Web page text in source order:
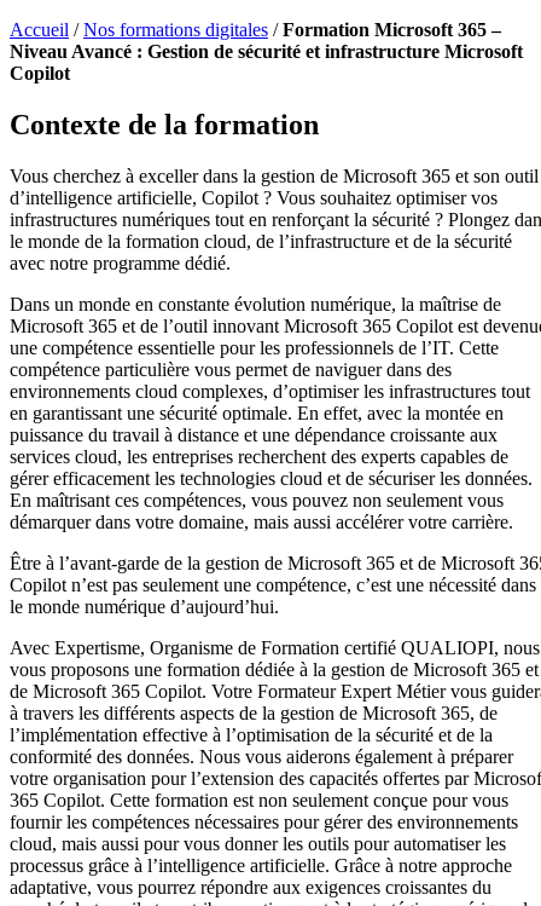
Accueil /Nos formations digitales /Formation Microsoft 365 –
Niveau Avancé : Gestion de sécurité et infrastructure Microsoft
Copilot
Contexte de la formation
Vous cherchez à exceller dans la gestion de Microsoft 365 et son outil
d’intelligence artificielle, Copilot ? Vous souhaitez optimiser vos
infrastructures numériques tout en renforçant la sécurité ? Plongez
le monde de la formation cloud, de l’infrastructure et de la sécurité
avec notre programme dédié.
Dans un monde en constante évolution numérique, la maîtrise de
Microsoft 365 et de l’outil innovant Microsoft 365 Copilot est
une compétence essentielle pour les professionnels de l’IT. Cette
compétence particulière vous permet de naviguer dans des
environnements cloud complexes, d’optimiser les infrastructures tout
en garantissant une sécurité optimale. En effet, avec la montée en
puissance du travail à distance et une dépendance croissante aux
services cloud, les entreprises recherchent des experts capables de
gérer efficacement les technologies cloud et de sécuriser les données.
En maîtrisant ces compétences, vous pouvez non seulement vous
démarquer dans votre domaine, mais aussi accélérer votre carrière.
Être à l’avant-garde de la gestion de Microsoft 365 et de Microsoft
Copilot n’est pas seulement une compétence, c’est une nécessité dans
le monde numérique d’aujourd’hui.
Avec Expertisme, Organisme de Formation certifié QUALIOPI, nous
vous proposons une formation dédiée à la gestion de Microsoft 365 et
de Microsoft 365 Copilot. Votre Formateur Expert Métier vous
à travers les différents aspects de la gestion de Microsoft 365, de
l’implémentation effective à l’optimisation de la sécurité et de la
conformité des données. Nous vous aiderons également à préparer
votre organisation pour l’extension des capacités offertes par
365 Copilot. Cette formation est non seulement conçue pour vous
fournir les compétences nécessaires pour gérer des environnements
cloud, mais aussi pour vous donner les outils pour automatiser les
processus grâce à l’intelligence artificielle. Grâce à notre approche
adaptative, vous pourrez répondre aux exigences croissantes du